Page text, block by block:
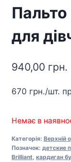
для
940,00 грн.
670 грн./шт.
Немає в
Категорія: Верхній
Позначок: детские
Brilliant, кардиган